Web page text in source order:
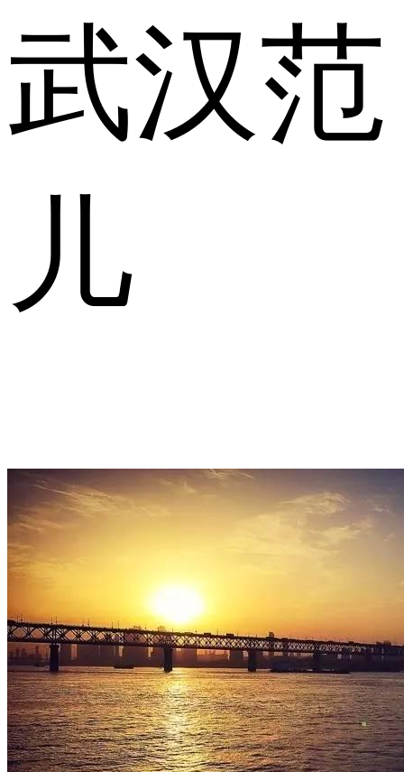
武汉范
儿